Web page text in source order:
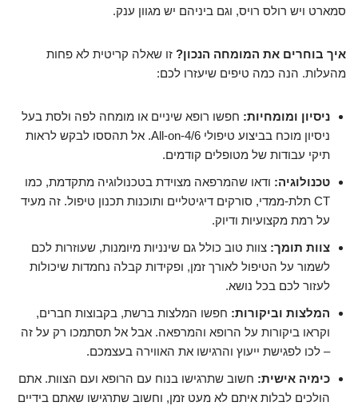
סמארט ויש רולס רויס, וגם ביניהם יש מגוון ענק.
איך בוחרים את המומחה הנכון? זו שאלה קריטית לא פחות
מהעלות. הנה כמה טיפים שיעזרו לכם:
ניסיון ומומחיות: חפשו רופא שיניים או מומחה לפה ולסת בעל
ניסיון מוכח בביצוע טיפולי All-on-4/6. אל תהססו לבקש לראות
תיקי עבודות של מטופלים קודמים.
טכנולוגיה: ודאו שהמרפאה מצוידת בטכנולוגיה מתקדמת, כמו
CT תלת-ממדי, סורקים דיגיטליים ותוכנות תכנון טיפול. זה מעיד
על רמת מקצועיות ודיוק.
צוות תומך: צוות טוב כולל גם שינניות מיומנות, שעוזרות לכם
לשמור על הטיפול לאורך זמן, ופקידות קבלה נחמדות שיכולות
לעזור לכם בכל נושא.
המלצות וביקורות: חפשו המלצות ברשת, בקבוצות חברים,
וקראו ביקורות על הרופא והמרפאה. אבל אל תסתמכו רק על זה
– לכו לפגישת ייעוץ והרגישו את האווירה בעצמכם.
כימיה אישית: חשוב שתרגישו בנוח עם הרופא ועם הצוות. אתם
הולכים לבלות איתם לא מעט זמן, וחשוב שתרגישו שאתם בידיים